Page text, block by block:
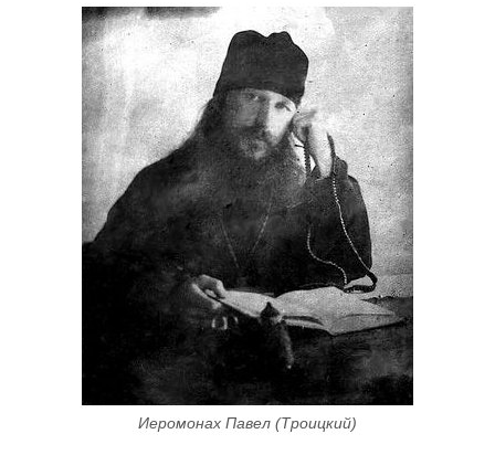
Иеромонах Павел (Троицкий)